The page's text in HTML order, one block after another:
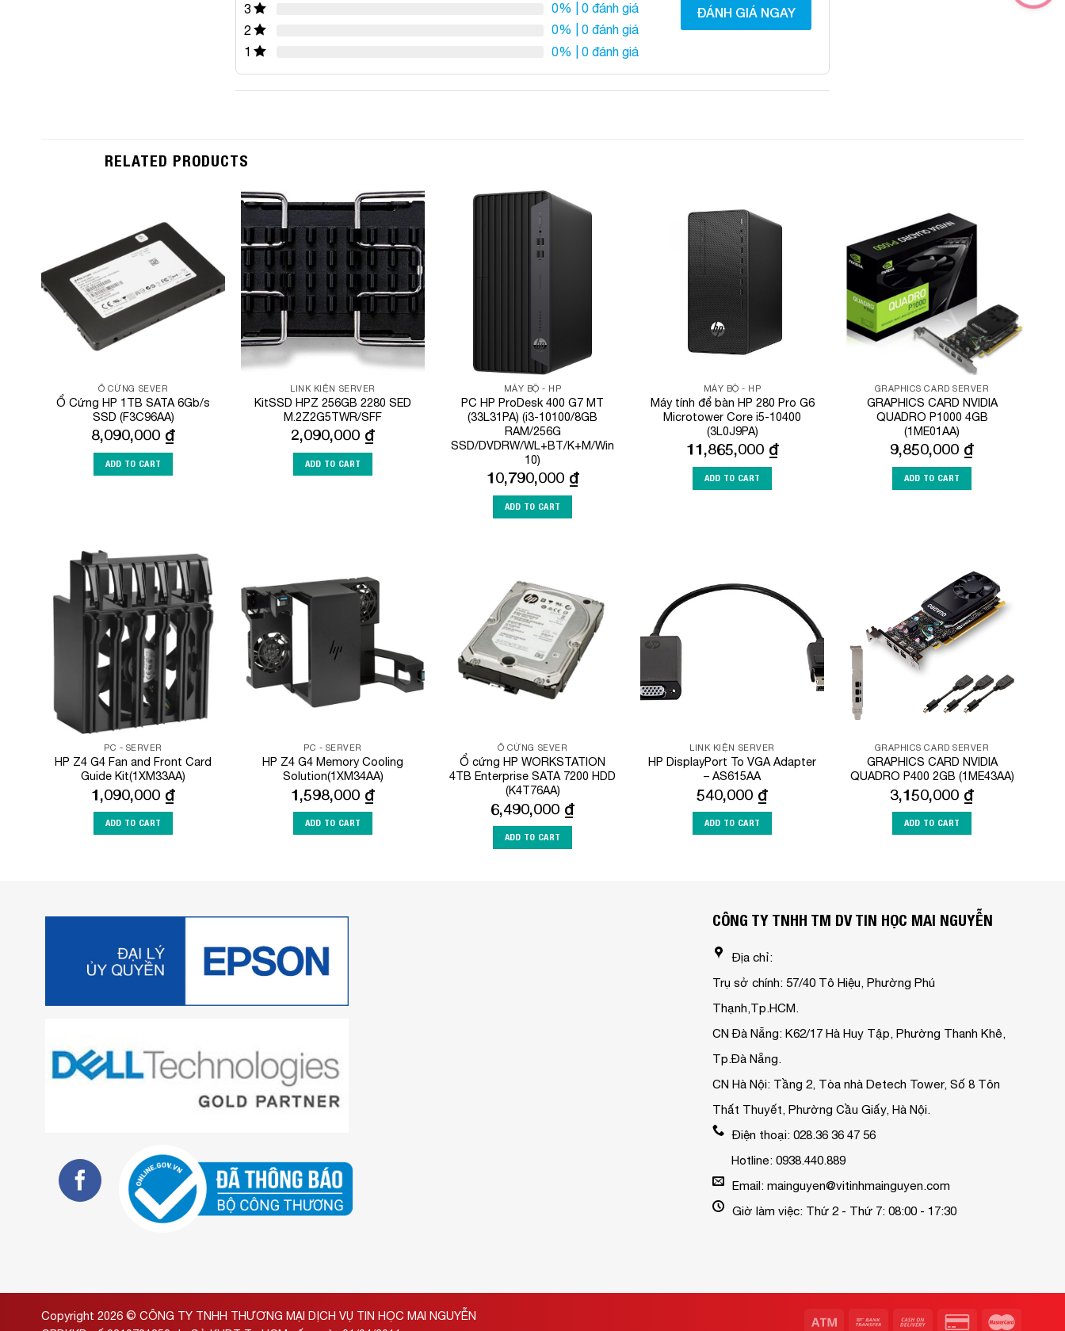
3
0% | 0 đánh giá
2
0% | 0 đánh giá
1
0% | 0 đánh giá
ĐÁNH GIÁ NGAY
RELATED PRODUCTS
Add to
Wishlist
Ổ CỨNG SEVER
Ổ Cứng HP 1TB SATA 6Gb/s
SSD (F3C96AA)
8,090,000 ₫
ADD TO CART
Wishlist
LINK KIỆN SERVER
KitSSD HPZ 256GB 2280 SED
M.2Z2G5TWR/SFF
2,090,000 ₫
ADD TO CART
MÁY BỘ - HP
PC HP ProDesk 400 G7 MT
(33L31PA) (i3-10100/8GB
RAM/256G
SSD/DVDRW/WL+BT/K+M/Win
10)
10,790,000 ₫
ADD TO CART
MÁY BỘ - HP
Máy tính để bàn HP 280 Pro G6
Microtower Core i5-10400
(3L0J9PA)
11,865,000 ₫
ADD TO CART
GRAPHICS CARD SERVER
GRAPHICS CARD NVIDIA
QUADRO P1000 4GB
(1ME01AA)
9,850,000 ₫
ADD TO CART
Add to
Wishlist
PC - SERVER
HP Z4 G4 Fan and Front Card
Guide Kit(1XM33AA)
1,090,000 ₫
ADD TO CART
PC - SERVER
HP Z4 G4 Memory Cooling
Solution(1XM34AA)
1,598,000 ₫
ADD TO CART
Wishlist
Ổ CỨNG SEVER
Ổ cứng HP WORKSTATION
4TB Enterprise SATA 7200 HDD
(K4T76AA)
6,490,000 ₫
ADD TO CART
Add to
Wishlist
LINK KIỆN SERVER
HP DisplayPort To VGA Adapter
– AS615AA
540,000 ₫
ADD TO CART
Add to
Wishlist
GRAPHICS CARD SERVER
GRAPHICS CARD NVIDIA
QUADRO P400 2GB (1ME43AA)
3,150,000 ₫
ADD TO CART
CÔNG TY TNHH TM DV TIN HỌC MAI NGUYỄN
Địa chỉ:
Trụ sở chính: 57/40 Tô Hiệu, Phường Phú
Thạnh,Tp.HCM.
CN Đà Nẵng: K62/17 Hà Huy Tập, Phường Thanh Khê,
Tp.Đà Nẵng.
CN Hà Nội: Tầng 2, Tòa nhà Detech Tower, Số 8 Tôn
Thất Thuyết, Phường Cầu Giấy, Hà Nội.
Điện thoại: 028.36 36 47 56
Hotline: 0938.440.889
Email: mainguyen@vitinhmainguyen.com
Giờ làm việc: Thứ 2 - Thứ 7: 08:00 - 17:30
Copyright 2026 © CÔNG TY TNHH THƯƠNG MẠI DỊCH VỤ TIN HỌC MAI NGUYỄN